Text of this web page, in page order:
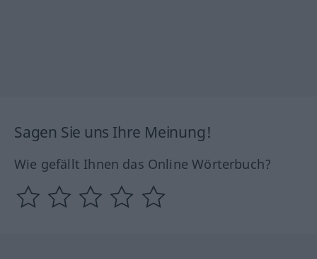
Sagen Sie uns Ihre Meinung!
Wie gefällt Ihnen das Online Wörterbuch?